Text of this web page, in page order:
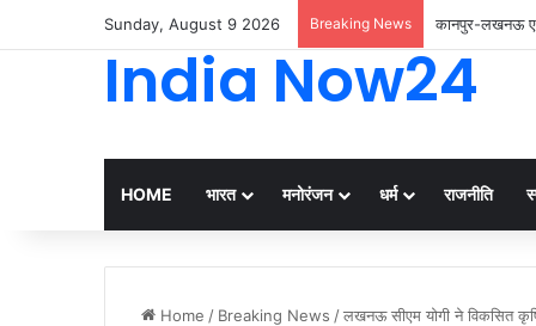
Sunday, August 9 2026 Breaking News कानपुर-लखनऊ
India Now24
HOME भारत मनोरंजन धर्म राजनीति
Home / Breaking News /लखनऊ सीएम योगी ने विकसित